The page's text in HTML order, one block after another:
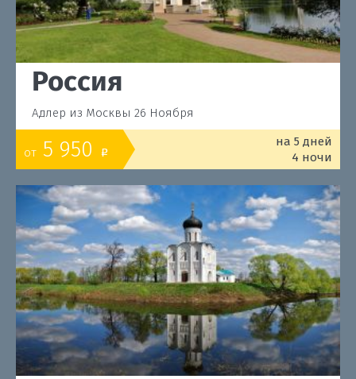
Россия
Адлер из Москвы 26 Ноября
от 5 950 o
на 5 дней
4 ночи